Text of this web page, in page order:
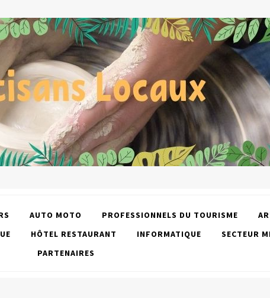
AUTO MOTO PROFESSIONNELS DU TOURISME
HÔTEL RESTAURANT INFORMATIQUE SECTEUR
PARTENAIRES